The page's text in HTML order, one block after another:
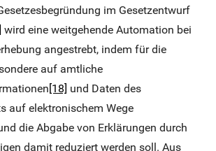
im Gesetzentwurf
wird eine weitgehende Automation bei
angestrebt, indem für die
auf amtliche
[18] und Daten des
auf elektronischem Wege
die Abgabe von Erklärungen durch
damit reduziert werden soll. Aus